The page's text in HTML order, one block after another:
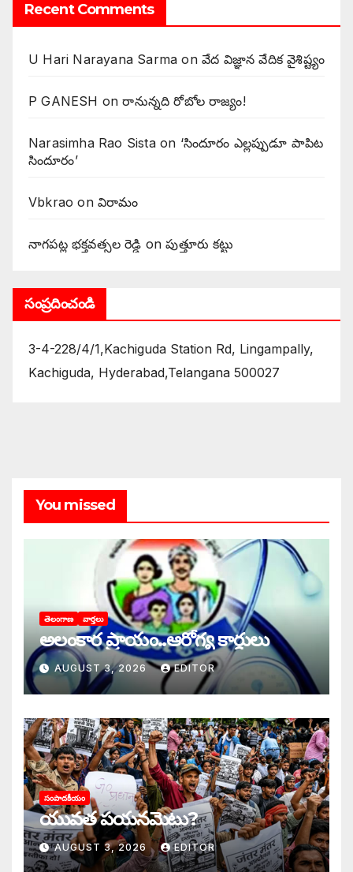
Recent Comments
U Hari Narayana Sarma onవేద విజ్ఞాన వేదిక వైశిష్ట్యం
P GANESH on‌రానున్నది రోబోల రాజ్యం!
Narasimha Rao Sistaon ‘సిందూరం ఎల్లప్పుడూ పాపిట
సిందూరం’
Vbkrao onవిరామం
నాగపట్ల భక్తవత్సల రెడ్డి onపుత్తూరు కట్టు
సంప్రదించండి
3-4-228/4/1,Kachiguda Station Rd, Lingampally,
Kachiguda, Hyderabad,Telangana 500027
You missed
తెలంగాణ వార్తలు
అలంకార ప్రాయం..ఆరోగ్య కార్డులు
AUGUST 3, 2026 EDITOR
సంపాదకీయం
యువత పయనమెటు?
AUGUST 3, 2026 EDITOR